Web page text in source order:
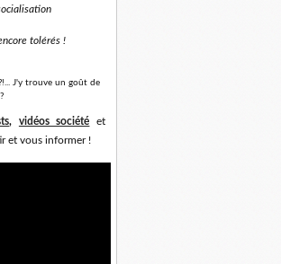
tolérés !
J'y trouve un goût de
, vidéos société et
et vous informer !